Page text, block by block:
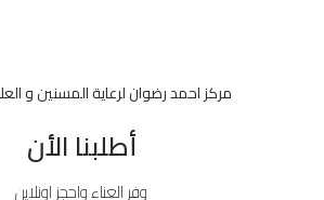
مركز احمد رضوان لرعاية المسنين و
أطلبنا الأن
وفر العناء واحجز اونلاين